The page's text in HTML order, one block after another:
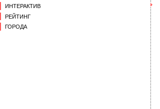
ИНТЕРАКТИВ
РЕЙТИНГ
ГОРОДА